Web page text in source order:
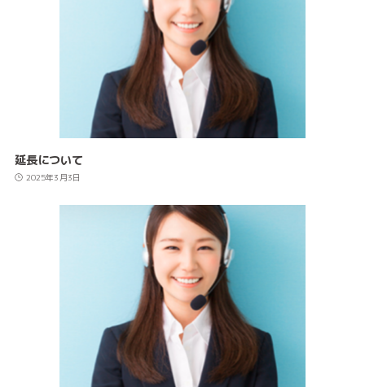
延長について
2025年3月3日